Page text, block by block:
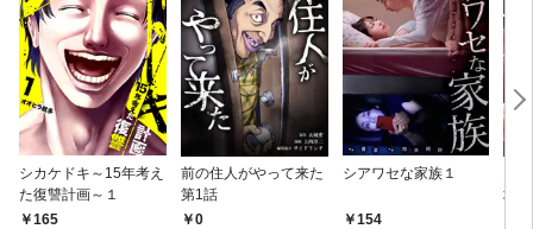
シカケドキ～15年考え
た復讐計画～１
165
前の住人がやって来た
第1話
0
シアワセな家族１
154
地